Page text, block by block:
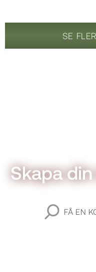
SE
Skapa
FÅ EN